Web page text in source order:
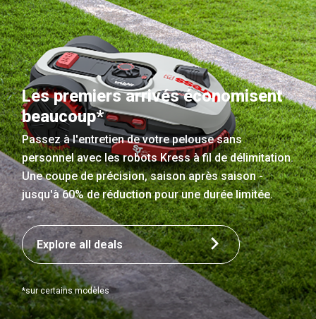
Les premiers arrivés économisent
beaucoup*
Passez à l'entretien de votre pelouse sans
personnel avec les robots Kress à fil de délimitation.
Une coupe de précision, saison après saison -
jusqu'à 60% de réduction pour une durée limitée.
Explore all deals
*sur certains modèles